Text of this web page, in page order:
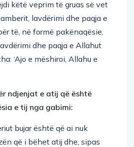
këtë veprim të gruas së vet
lavdërimi dhe paqja e
të, në formë pakënaqësie,
dhe paqja e Allahut
‘Ajo e mëshiroi, Allahu e
ndjenjat e atij që është
e tij nga gabimi:
bujar është që ai nuk
që i bëhet atij dhe, sipas